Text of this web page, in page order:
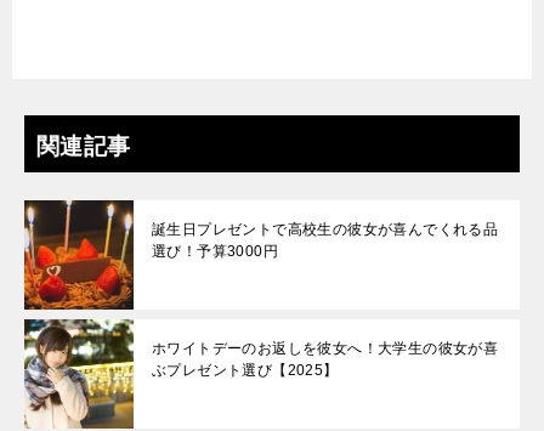
関連記事
誕生日プレゼントで高校生の彼女が喜んでくれる品
選び！予算3000円
ホワイトデーのお返しを彼女へ！大学生の彼女が喜
ぶプレゼント選び【2025】